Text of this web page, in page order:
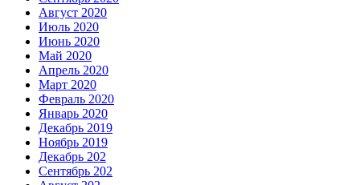
Август 2020
Июль 2020
Июнь 2020
Май 2020
Апрель 2020
Март 2020
Февраль 2020
Январь 2020
Декабрь 2019
Ноябрь 2019
Декабрь 202
Сентябрь 202